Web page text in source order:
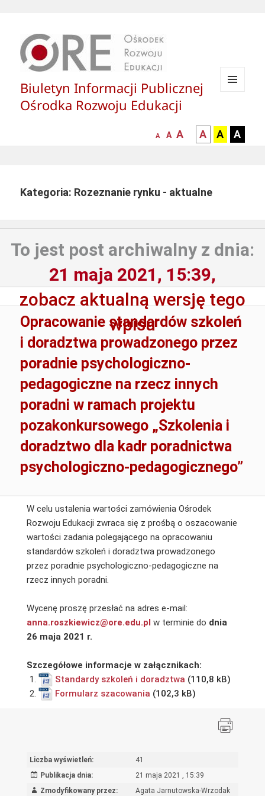
Biuletyn Informacji Publicznej
Ośrodka Rozwoju Edukacji
mniejsza
A
normalna
A
większa-
czcionka
A
kontrast
czarny
tle
A
kontrast
czarny
A
żółty
A
Kategoria: Rozeznanie rynku - aktualne
To jest post archiwalny z dnia:
21 maja 2021, 15:39,
zobacz aktualną wersję tego
wpisu
Opracowanie standardów szkoleń
i doradztwa prowadzonego przez
poradnie psychologiczno-
pedagogiczne na rzecz innych
poradni w ramach projektu
pozakonkursowego „Szkolenia i
doradztwo dla kadr poradnictwa
psychologiczno-pedagogicznego”
W celu ustalenia wartości zamówienia Ośrodek
Rozwoju Edukacji zwraca się z prośbą o oszacowanie
wartości zadania polegającego na opracowaniu
standardów szkoleń i doradztwa prowadzonego
przez poradnie psychologiczno-pedagogiczne na
rzecz innych poradni.
Wycenę proszę przesłać na adres e-mail:
anna.roszkiewicz@ore.edu.pl w terminie do dnia
26 maja 2021 r.
Szczegółowe informacje w załącznikach:
Standardy szkoleń i doradztwa
Formularz szacowania
Liczba wyświetleń:
41
Publikacja dnia:
21 maja 2021 , 15:39
Zmodyfikowany przez:
Agata Jarnutowska-Wrzodak